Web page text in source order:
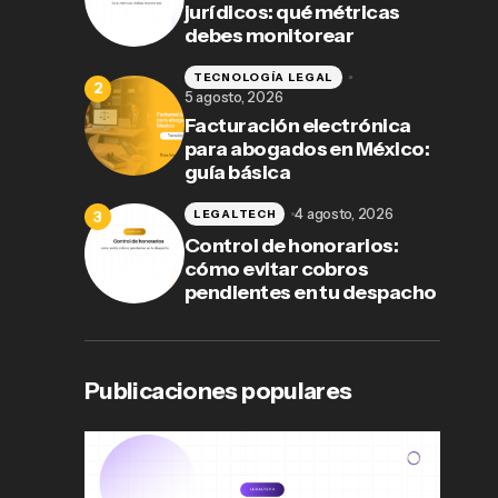
jurídicos: qué métricas
debes monitorear
Facturación electrónica
para abogados en México:
guía básica
TECNOLOGÍA LEGAL
5 agosto, 2026
Control de honorarios:
cómo evitar cobros
pendientes en tu despacho
LEGALTECH 4 agosto, 2026
Publicaciones populares